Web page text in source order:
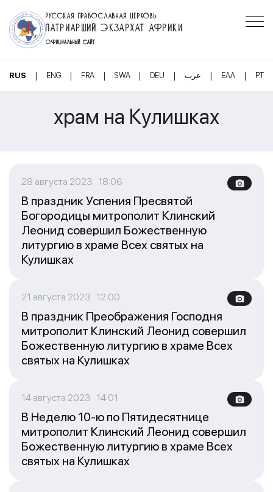
РУССКАЯ ПРАВОСЛАВНАЯ ЦЕРКОВЬ
ПАТРИАРШИЙ ЭКЗАРХАТ АФРИКИ
ОФИЦИАЛЬНЫЙ САЙТ
RUS | ENG | FRA | SWA | DEU | عرب | ΕΛΛ | PT
храм на Кулишках
28 августа 2023 18:06
В праздник Успения Пресвятой
Богородицы митрополит Клинский
Леонид совершил Божественную
литургию в храме Всех святых на
Кулишках
21 августа 2023 12:00
В праздник Преображения Господня
митрополит Клинский Леонид совершил
Божественную литургию в храме Всех
святых на Кулишках
14 августа 2023 14:01
В Неделю 10-ю по Пятидесятнице
митрополит Клинский Леонид совершил
Божественную литургию в храме Всех
святых на Кулишках